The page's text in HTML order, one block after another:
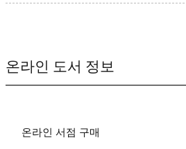
온라인 도서 정보
온라인 서점 구매